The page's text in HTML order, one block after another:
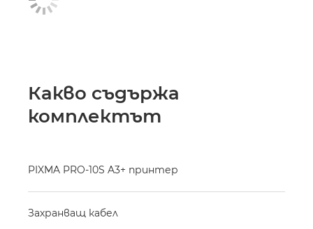
Какво съдържа
комплектът
PIXMA PRO-10S A3+ принтер
Захранващ кабел